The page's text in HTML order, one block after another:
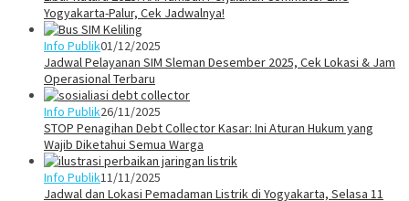
Yogyakarta-Palur, Cek Jadwalnya!
Info Publik01/12/2025
Jadwal Pelayanan SIM Sleman Desember 2025, Cek Lokasi & Jam
Operasional Terbaru
Info Publik26/11/2025
STOP Penagihan Debt Collector Kasar: Ini Aturan Hukum yang
Wajib Diketahui Semua Warga
Info Publik11/11/2025
Jadwal dan Lokasi Pemadaman Listrik di Yogyakarta, Selasa 11